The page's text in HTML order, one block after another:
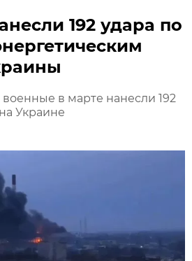
192 удара по
в марте нанесли 192
Украине